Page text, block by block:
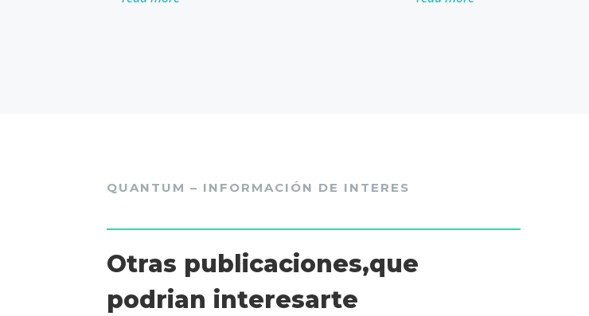
QUANTUM – INFORMACIÓN DE INTERES
Otras publicaciones,que
podrian interesarte